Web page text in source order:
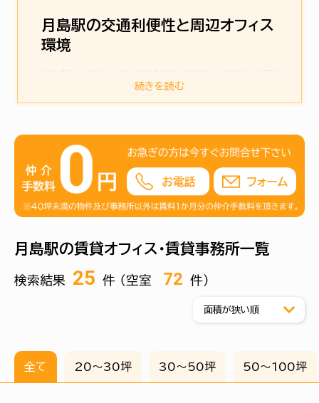
月島駅の交通利便性と周辺オフィス
環境
線が利用可能な駅です。有楽町・永田町方面へは有楽町線
月島駅周辺は、タワーマンションが立ち並ぶ住宅エリアとし
ての印象が強い一方で、清澄通りや晴海通り沿いには中規
す。大規模ビジネス街とは異なり、比較的落ち着いた環境で
抑えめの傾向があります。駅距離や築年数、湾岸エリア特有
との賃料水準や立地条件を比較することが一つの判断材料
続きを読む
月島駅の賃貸オフィス・賃貸事務所一覧
検索結果 25 件 （空室 72 件）
全て 20〜30坪 30〜50坪 50〜100坪